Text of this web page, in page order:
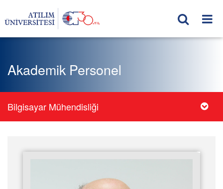
Akademik Personel
Bilgisayar Mühendisliği